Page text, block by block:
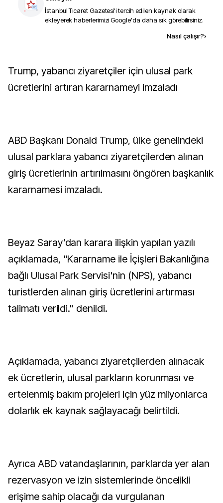
İstanbul Ticaret Gazetesi'i tercih edilen kaynak olarak
ekleyerek haberlerimizi Google'da daha sık görebilirsiniz.
Nasıl çalışır?›
Trump, yabancı ziyaretçiler için ulusal park
ücretlerini artıran kararnameyi imzaladı
ABD Başkanı Donald Trump, ülke genelindeki
ulusal parklara yabancı ziyaretçilerden alınan
giriş ücretlerinin artırılmasını öngören başkanlık
kararnamesi imzaladı.
Beyaz Saray’dan karara ilişkin yapılan yazılı
açıklamada, "Kararname ile İçişleri Bakanlığına
bağlı Ulusal Park Servisi'nin (NPS), yabancı
turistlerden alınan giriş ücretlerini artırması
talimatı verildi." denildi.
Açıklamada, yabancı ziyaretçilerden alınacak
ek ücretlerin, ulusal parkların korunması ve
ertelenmiş bakım projeleri için yüz milyonlarca
dolarlık ek kaynak sağlayacağı belirtildi.
Ayrıca ABD vatandaşlarının, parklarda yer alan
rezervasyon ve izin sistemlerinde öncelikli
erişime sahip olacağı da vurgulanan